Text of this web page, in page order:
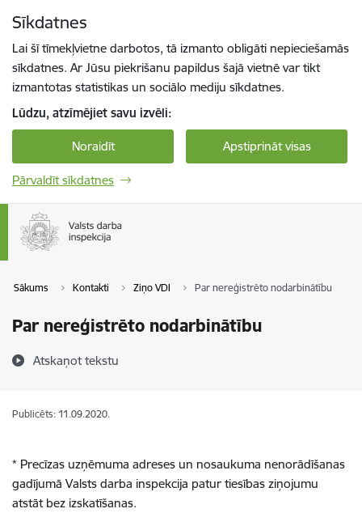
Sīkdatnes
Lai šī tīmekļvietne darbotos, tā izmanto obligāti nepieciešamās
sīkdatnes. Ar Jūsu piekrišanu papildus šajā vietnē var tikt
izmantotas statistikas un sociālo mediju sīkdatnes.
Lūdzu, atzīmējiet savu izvēli:
Noraidīt Apstiprināt visas
Pārvaldīt sīkdatnes
Sākums Kontakti Ziņo VDI Par nereģistrēto nodarbinātību
Par nereģistrēto nodarbinātību
Atskaņot tekstu
Publicēts: 11.09.2020.
* Precīzas uzņēmuma adreses un nosaukuma nenorādīšanas
gadījumā Valsts darba inspekcija patur tiesības ziņojumu
atstāt bez izskatīšanas.